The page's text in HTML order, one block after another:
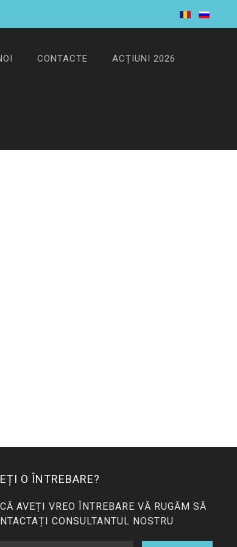
CONTACTE ACȚIUNI 2026
O ÎNTREBARE?
AVEȚI VREO ÎNTREBARE VĂ RUGĂM SĂ
CONSULTANTUL NOSTRU